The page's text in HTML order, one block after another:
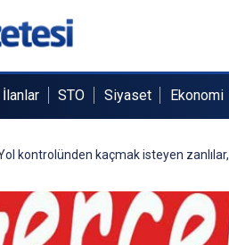
STO Siyaset Ekonomi
kontrolünden kaçmak isteyen